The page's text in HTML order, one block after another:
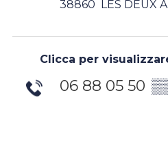
38860 LES DEUX
Clicca per
06 88 05 50